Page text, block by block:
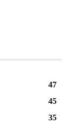
47
45
35